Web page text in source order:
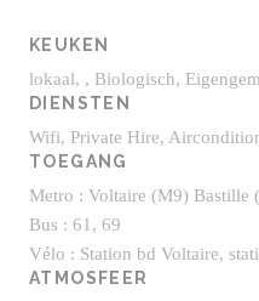
KEUKEN
lokaal, , Biologisch,
DIENSTEN
Wifi, Private Hire,
TOEGANG
Metro : Voltaire (M9) Bastille
Bus : 61, 69
Vélo : Station bd Voltaire,
ATMOSFEER